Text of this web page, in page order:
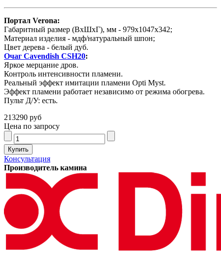
Портал Verona:
Габаритный размер (ВхШхГ), мм - 979х1047х342;
Материал изделия - мдф/натуральный шпон;
Цвет дерева - белый дуб.
Очаг Cavendish CSH20:
Яркое мерцание дров.
Контроль интенсивности пламени.
Реальный эффект имитации пламени Opti Myst.
Эффект пламени работает независимо от режима обогрева.
Пульт Д/У: есть.
213290 руб
Цена по запросу
Консультация
Производитель камина